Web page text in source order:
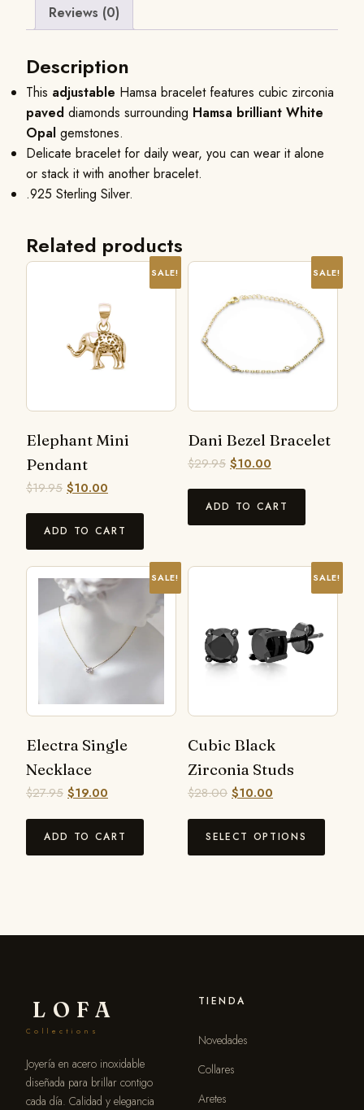
Reviews (0)
Description
This adjustable Hamsa bracelet features cubic zirconia
paved diamonds surrounding Hamsa brilliant White
Opal gemstones.
Delicate bracelet for daily wear, you can wear it alone
or stack it with another bracelet.
.925 Sterling Silver.
Related products
SALE!
Elephant Mini
Pendant
$19.95 $10.00
ADD TO CART
SALE!
Dani Bezel Bracelet
$29.95 $10.00
ADD TO CART
SALE!
Electra Single
Necklace
$27.95 $19.00
ADD TO CART
SALE!
Cubic Black
Zirconia Studs
$28.00 $10.00
SELECT OPTIONS
LOFA
Collections
Joyería en acero inoxidable
diseñada para brillar contigo
cada día. Calidad y elegancia
TIENDA
Novedades
Collares
Aretes